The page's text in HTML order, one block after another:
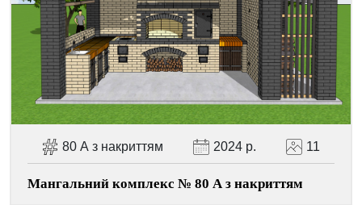
Facebook
ViberTelegramWhatsApp
Pinterest
80 А з накриттям 2024 р. 11
Мангальний комплекс № 80 А з накриттям